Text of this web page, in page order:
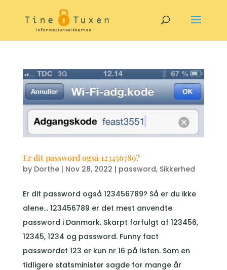
Er dit password også 123456789?
by Dorthe| Nov 28, 2022 | password, Sikkerhed
Er dit password også 123456789? Så er du ikke
alene… 123456789 er det mest anvendte
password i Danmark. Skarpt forfulgt af 123456,
12345, 1234 og password. Funny fact
passwordet 123 er kun nr 16 på listen. Som en
tidligere statsminister sagde for mange år